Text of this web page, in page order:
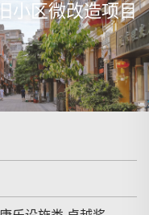
小区微改造项目